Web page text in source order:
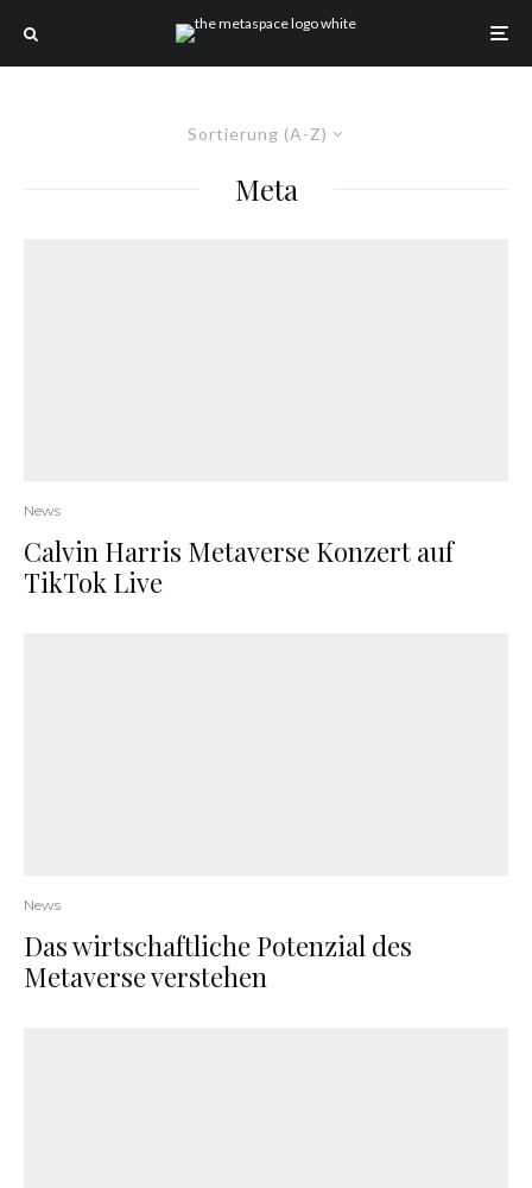
Sortierung (A-Z)
Meta
News
Calvin Harris Metaverse Konzert auf
TikTok Live
News
Das wirtschaftliche Potenzial des
Metaverse verstehen